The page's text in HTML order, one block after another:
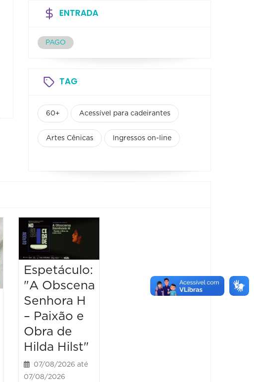
ENTRADA
PAGO
TAG
60+ Acessível para cadeirantes
Artes Cênicas Ingressos on-line
Espetáculo:
"A Obscena
Senhora H
– Paixão e
Obra de
Hilda Hilst"
07/08/2026 até
07/08/2026
Espetáculo:
“Olympia”
08/08/
09/08/